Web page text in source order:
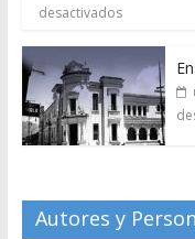
desactivados
Autores y